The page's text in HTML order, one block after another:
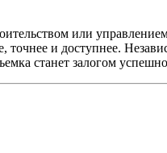
или
точнее и доступнее.
станет залогом